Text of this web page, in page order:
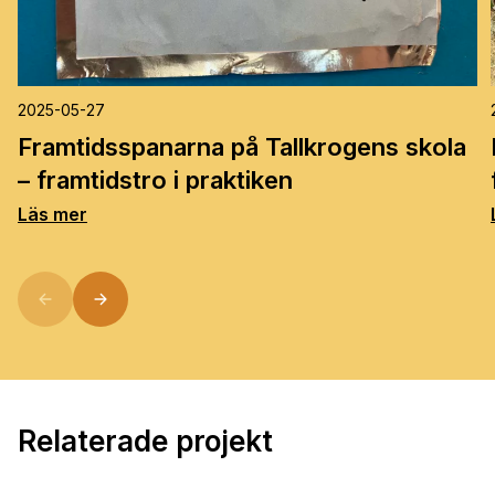
2025-05-27
Framtidsspanarna på Tallkrogens skola
– framtidstro i praktiken
Läs mer
Relaterade projekt